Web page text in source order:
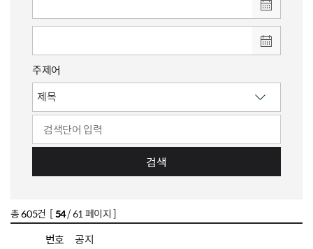
주제어
검색
총605건 [54/ 61 페이지 ]
번호
공지